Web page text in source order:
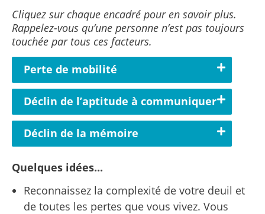
Cliquez sur chaque encadré pour en savoir plus.
Rappelez-vous qu’une personne n’est pas toujours
touchée par tous ces facteurs.
Perte de mobilité
Déclin de l’aptitude à communiquer
Déclin de la mémoire
Quelques idées...
Reconnaissez la complexité de votre deuil et
de toutes les pertes que vous vivez. Vous